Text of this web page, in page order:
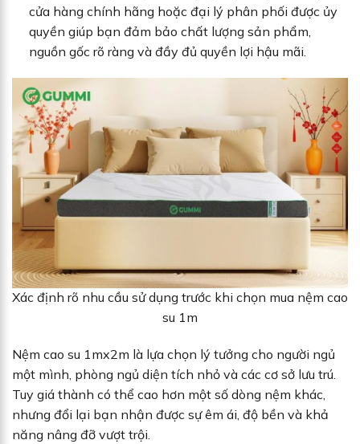
cửa hàng chính hãng hoặc đại lý phân phối được ủy
quyền giúp bạn đảm bảo chất lượng sản phẩm,
nguồn gốc rõ ràng và đầy đủ quyền lợi hậu mãi.
Xác định rõ nhu cầu sử dụng trước khi chọn mua nệm cao
su 1m
Nệm cao su 1mx2m là lựa chọn lý tưởng cho người ngủ
một mình, phòng ngủ diện tích nhỏ và các cơ sở lưu trú.
Tuy giá thành có thể cao hơn một số dòng nệm khác,
nhưng đổi lại bạn nhận được sự êm ái, độ bền và khả
năng nâng đỡ vượt trội.